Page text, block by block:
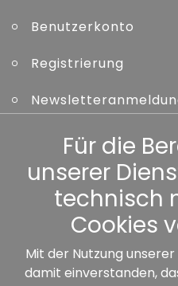
Benutzerkonto
Registrierung
Kennwort vergessen
Sonstiges
Unsere Partner:
Für die
unserer
technisch
Cookies
Mit der Nutzung
damit einverstanden,